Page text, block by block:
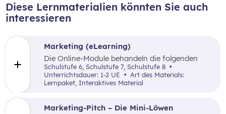
Diese Lernmaterialien könnten Sie auch
interessieren
Marketing (eLearning)
Die Online-Module behandeln die folgenden
Themen: Was ist Marketing, Marktforschung,
die 4P (Price, Promotion, Place und Product)
sowie zentrale Begriffe.
Schulstufe 6, Schulstufe 7, Schulstufe 8
Unterrichtsdauer: 1-2 UE
Art des Materials:
Lernpaket, Interaktives Material
Marketing-Pitch – Die Mini-Löwen